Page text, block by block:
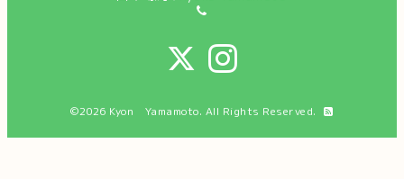
©2026 Kyon Yamamoto. All Rights Reserved.